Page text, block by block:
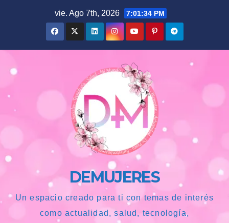
vie. Ago 7th, 2026 7:01:34 PM
DEMUJERES
Un espacio creado para ti con temas de interés
como actualidad, salud, tecnología,